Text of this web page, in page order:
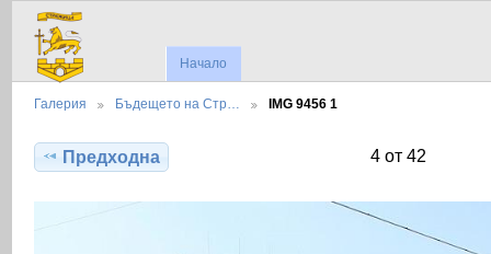
Начало
Галерия Бъдещето на Стр… IMG 9456 1
Предходна 4 от 42